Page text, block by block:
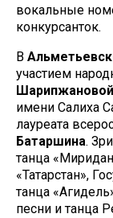
вокальные
конкурсанток.
В
участием
Шарипжановой
имени Салиха
лауреата
Батаршина.
танца
«Татарстан»,
танца
песни и танца